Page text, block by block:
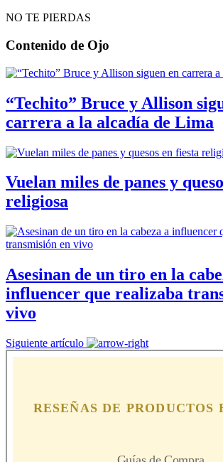
NO TE PIERDAS
Contenido de Ojo
“Techito” Bruce y Allison
carrera a la alcadía de Lima
Vuelan miles de panes y
religiosa
Asesinan de un tiro en la
influencer que realizaba
vivo
Siguiente artículo